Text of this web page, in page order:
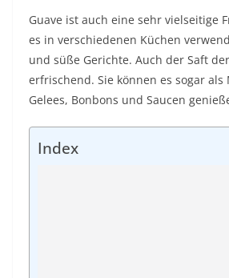
Guave ist auch eine sehr vielseitige
es in verschiedenen Küchen
und süße Gerichte. Auch der Saft
erfrischend. Sie können es sogar als
Gelees, Bonbons und Saucen
Index